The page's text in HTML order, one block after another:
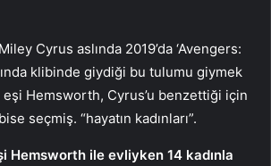
Cyrus aslında 2019’da ‘Avengers:
klibinde giydiği bu tulumu giymek
Hemsworth, Cyrus’u benzettiği için
seçmiş. “hayatın kadınları”.
Hemsworth ile evliyken 14 kadınla